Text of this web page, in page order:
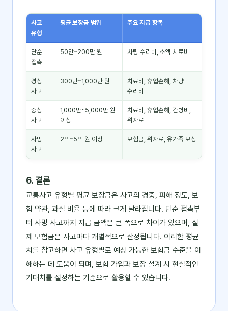
사고
유형
평균 보장금 범위 주요 지급 항목
단순
접촉
50만~200만 원 차량 수리비, 소액 치료비
경상
사고
300만~1,000만 원
치료비, 휴업손해, 차량
수리비
중상
사고
1,000만~5,000만 원
이상
치료비, 휴업손해, 간병비,
위자료
사망
사고
2억~5억 원 이상 보험금, 위자료, 유가족 보상
6. 결론
교통사고 유형별 평균 보장금은 사고의 경중, 피해 정도, 보
험 약관, 과실 비율 등에 따라 크게 달라집니다. 단순 접촉부
터 사망 사고까지 지급 금액은 큰 폭으로 차이가 있으며, 실
제 보험금은 사고마다 개별적으로 산정됩니다. 이러한 평균
치를 참고하면 사고 유형별로 예상 가능한 보험금 수준을 이
해하는 데 도움이 되며, 보험 가입과 보장 설계 시 현실적인
기대치를 설정하는 기준으로 활용할 수 있습니다.